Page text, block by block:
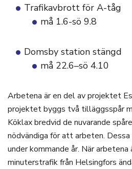
Trafikavbrott för A-tåg
må 1.6-sö 9.8
Domsby station stängd
må 22.6–sö 4.10
Arbetena är en del av projektet
projektet byggs två tilläggsspår
Köklax bredvid de nuvarande
nödvändiga för att arbeten.
under kommande år. När
minuterstrafik från Helsingfors